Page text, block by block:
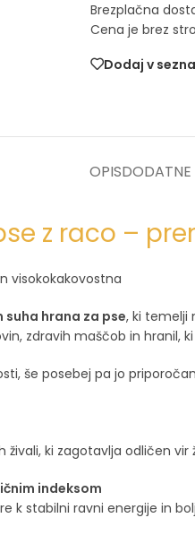
Brezplačna
Cena je brez
Dodaj v
OPIS
z raco –
visokokakovostna
suha hrana za pse, ki temelji
zdravih maščob in hranil,
še posebej pa jo
ki zagotavlja odličen vir
indeksom
k stabilni ravni energije in